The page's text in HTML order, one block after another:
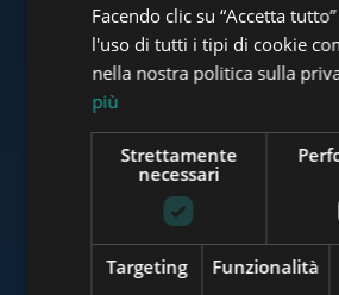
www.towerassistance.com
Facendo clic su “Accetta
l'uso di tutti i tipi di cookie
nella nostra politica sulla
più
Strettamente
necessari
Targeting Funzionalità